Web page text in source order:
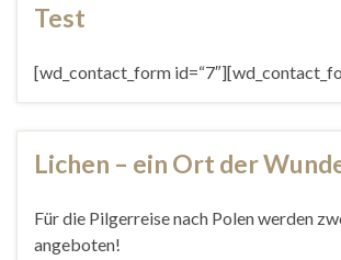
Test
[wd_contact_form
Lichen – ein Ort der
Für die Pilgerreise nach Polen werden
angeboten!